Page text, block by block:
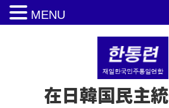
在日韓国民主
MENU